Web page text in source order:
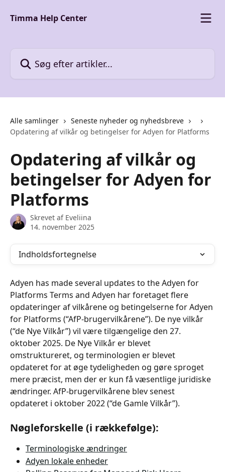
Timma Help Center
Alle samlinger
Seneste nyheder og nyhedsbreve
Opdatering af vilkår og betingelser for Adyen for Platforms
Opdatering af vilkår og
betingelser for Adyen for
Platforms
Skrevet af Eveliina
14. november 2025
Indholdsfortegnelse
Adyen has made several updates to the Adyen for
Platforms Terms and Adyen har foretaget flere
opdateringer af vilkårene og betingelserne for Adyen
for Platforms (“AfP-brugervilkårene”). De nye vilkår
(“de Nye Vilkår”) vil være tilgængelige den 27.
oktober 2025. De Nye Vilkår er blevet
omstruktureret, og terminologien er blevet
opdateret for at øge tydeligheden og gøre sproget
mere præcist, men der er kun få væsentlige juridiske
ændringer. AfP-brugervilkårene blev senest
opdateret i oktober 2022 (“de Gamle Vilkår”).
Nøgleforskelle (i rækkefølge):
Terminologiske ændringer
Adyen lokale enheder